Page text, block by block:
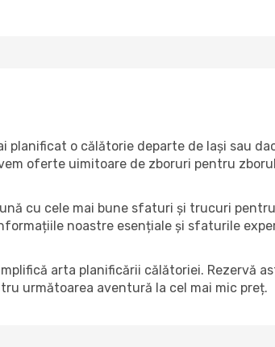
planificat o călătorie departe de Iași sau
oferte uimitoare de zboruri pentru
cu cele mai bune sfaturi și trucuri
noastre esențiale și sfaturile
arta planificării călătoriei. Rezervă
următoarea aventură la cel mai mic preț.